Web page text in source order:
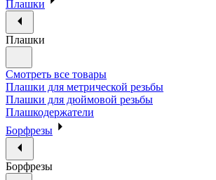
Плашки
Плашки
Смотреть все товары
Плашки для метрической резьбы
Плашки для дюймовой резьбы
Плашкодержатели
Борфрезы
Борфрезы